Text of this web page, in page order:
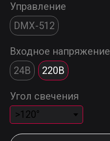
Управление
DMX-512
Входное напряжение
24В
220В
Угол свечения